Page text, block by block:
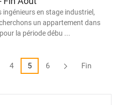
ingénieurs en stage industriel,
un appartement dans
la période débu ...
4 5 6 Fin